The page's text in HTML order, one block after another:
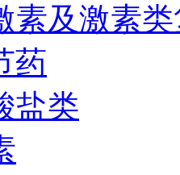
素及激素
药
盐类